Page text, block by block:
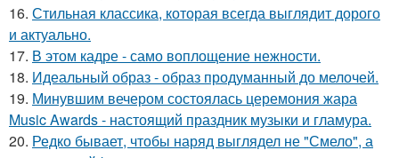
16. Стильная классика, которая всегда выглядит дорого
и актуально.
17. В этом кадре - само воплощение нежности.
18. Идеальный образ - образ продуманный до мелочей.
19. Минувшим вечером состоялась церемония жара
Music Awards - настоящий праздник музыки и гламура.
20. Редко бывает, чтобы наряд выглядел не "Смело", а